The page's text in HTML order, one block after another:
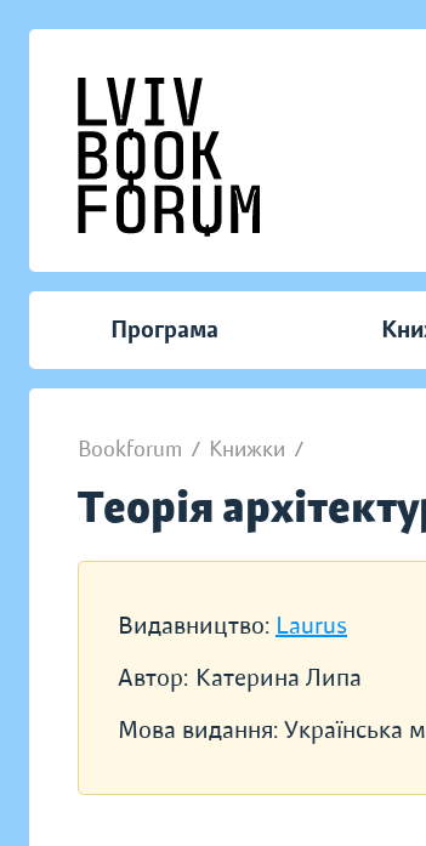
Програма
Bookforum / Книжки /
Теорія
Видавництво: Laurus
Автор: Катерина Липа
Мова видання: Українська